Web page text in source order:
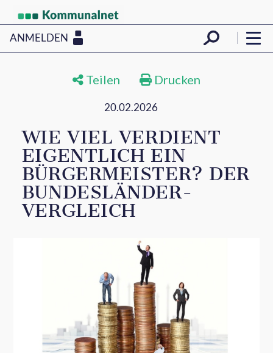
ANMELDEN
Teilen Drucken
20.02.2026
WIE VIEL VERDIENT
EIGENTLICH EIN
BÜRGERMEISTER? DER
BUNDESLÄNDER-
VERGLEICH